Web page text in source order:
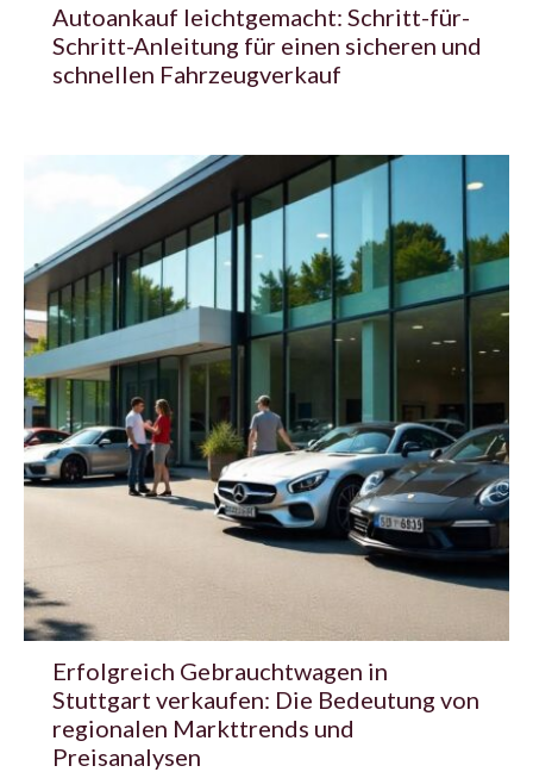
Autoankauf leichtgemacht: Schritt-für-
Schritt-Anleitung für einen sicheren und
schnellen Fahrzeugverkauf
Erfolgreich Gebrauchtwagen in
Stuttgart verkaufen: Die Bedeutung von
regionalen Markttrends und
Preisanalysen